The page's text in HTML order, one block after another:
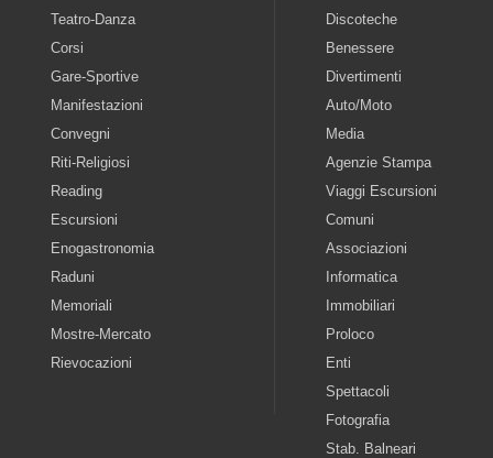
Teatro-Danza
Corsi
Gare-Sportive
Manifestazioni
Convegni
Riti-Religiosi
Reading
Escursioni
Enogastronomia
Raduni
Memoriali
Mostre-Mercato
Rievocazioni
Discoteche
Benessere
Divertimenti
Auto/Moto
Media
Agenzie Stampa
Viaggi Escursioni
Comuni
Associazioni
Informatica
Immobiliari
Proloco
Enti
Spettacoli
Fotografia
Stab. Balneari